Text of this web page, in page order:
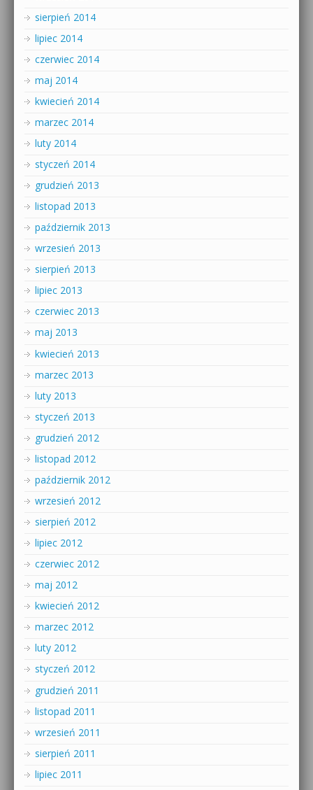
sierpień 2014
lipiec 2014
czerwiec 2014
maj 2014
kwiecień 2014
marzec 2014
luty 2014
styczeń 2014
grudzień 2013
listopad 2013
październik 2013
wrzesień 2013
sierpień 2013
lipiec 2013
czerwiec 2013
maj 2013
kwiecień 2013
marzec 2013
luty 2013
styczeń 2013
grudzień 2012
listopad 2012
październik 2012
wrzesień 2012
sierpień 2012
lipiec 2012
czerwiec 2012
maj 2012
kwiecień 2012
marzec 2012
luty 2012
styczeń 2012
grudzień 2011
listopad 2011
wrzesień 2011
sierpień 2011
lipiec 2011